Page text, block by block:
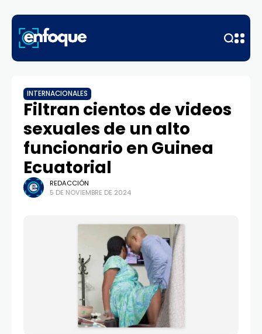
INTERNACIONALES
Filtran cientos de videos
sexuales de un alto
funcionario en Guinea
Ecuatorial
REDACCIÓN
5 DE NOVIEMBRE DE 2024